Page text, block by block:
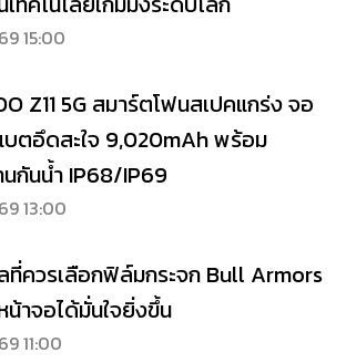
15:00
Z11 5G สมาร์ตโฟนสเปคแกร่ง จอ
บตอึดสะใจ 9,020mAh พร้อม
กันน้ำ IP68/IP69
13:00
ที่ควรเลือกฟิล์มกระจก Bull Armors
าจอได้มั่นใจยิ่งขึ้น
11:00